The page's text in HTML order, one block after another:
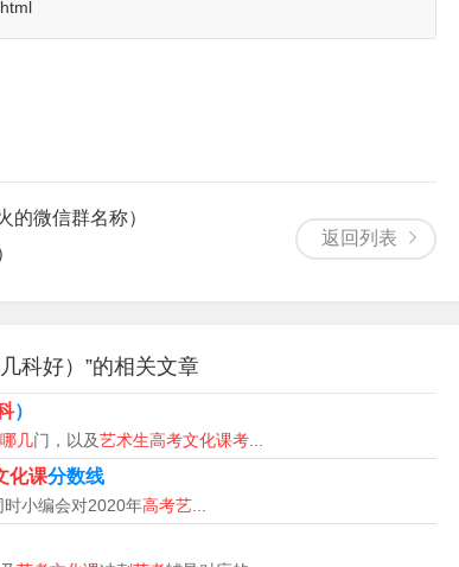
：政治、英语、教育理论。
政治)四门科目艺术考生的高考目前没有改革，艺
政治)四门科目。艺术考生的高考目前没有改革，
全省统一举行。此为决定艺考生录取的重要排名考
数学、英语、文学综合(历史、地理、政治)四门科
、化学、生物)四门科目。
文科生考语文、数学、英语、文学综合（历史、
（物理、化学、生物）四门科目。
返回列表
的微信群名称）
科好）”的相关文章
）
几门，以及艺术生高考文化课考
化课分数线
小编会对2020年高考艺